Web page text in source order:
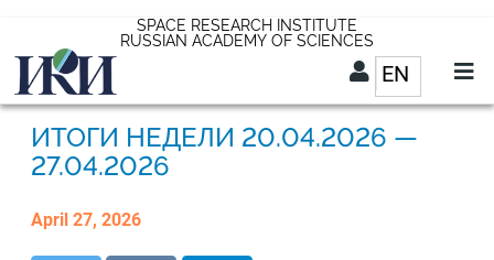
main
content
SPACE RESEARCH INSTITUTE
RUSSIAN ACADEMY OF SCIENCES
ENList
EN
20.04.2026 —
27.04.2026
April 27, 2026